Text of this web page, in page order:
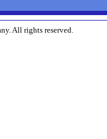
All rights reserved.